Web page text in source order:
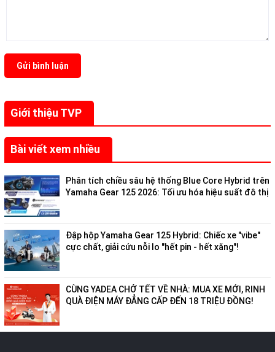
Giới thiệu TVP
Bài viết xem nhiều
Phân tích chiều sâu hệ thống Blue Core Hybrid trên
Yamaha Gear 125 2026: Tối ưu hóa hiệu suất đô thị
Đập hộp Yamaha Gear 125 Hybrid: Chiếc xe "vibe"
cực chất, giải cứu nỗi lo "hết pin - hết xăng"!
CÙNG YADEA CHỞ TẾT VỀ NHÀ: MUA XE MỚI, RINH
QUÀ ĐIỆN MÁY ĐẲNG CẤP ĐẾN 18 TRIỆU ĐỒNG!
Gửi bình luận